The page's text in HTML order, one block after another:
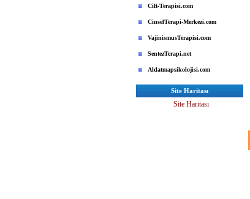
Cift-Terapisi.com
CinselTerapi-Merkezi.com
VajinismusTerapisi.com
SentezTerapi.net
Aldatmapsikolojisi.com
Site Haritası
Site Haritası